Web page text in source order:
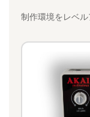
制作環境をレベル